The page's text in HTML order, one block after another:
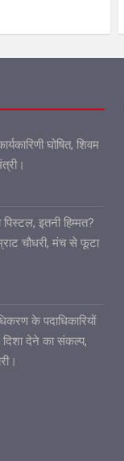
घोषित, शिवम
इतनी हिम्मत?
चौधरी, मंच से फूटा
के पदाधिकारियों
दिशा देने का संकल्प,